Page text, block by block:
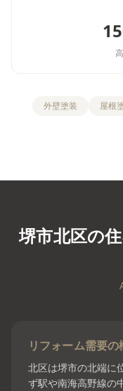
外壁塗装 屋根
堺市北区の
リフォーム需要の
北区は堺市の北端に
ず駅や南海高野線の